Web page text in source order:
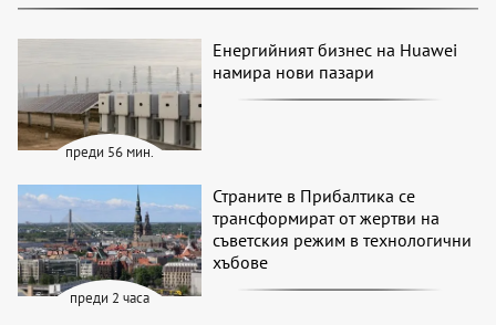
преди 56 мин.
Енергийният бизнес на Huawei
намира нови пазари
преди 2 часа
Страните в Прибалтика се
трансформират от жертви на
съветския режим в технологични
хъбове